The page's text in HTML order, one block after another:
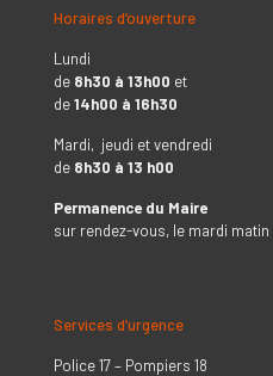
Horaires d’ouverture
Lundi
de 8h30 à 13h00 et
de14h00 à 16h30
Mardi, jeudi et vendredi
de 8h30 à 13 h00
Permanence du Maire
sur rendez-vous, le mardi matin
Services d’urgence
Police 17 – Pompiers 18